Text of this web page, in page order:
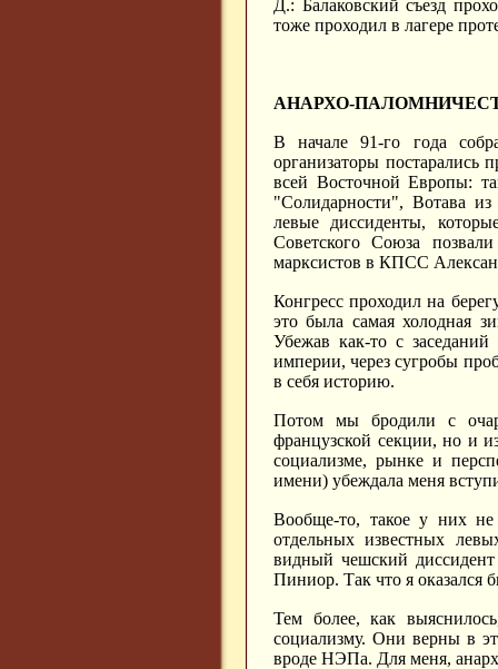
Д.: Балаковский съезд
тоже проходил в лагере
АНАРХО-
В начале 91-го года
организаторы постарались
всей Восточной Европы:
"Солидарности", Вотава
левые диссиденты,
Советского Союза
марксистов в КПСС
Конгресс проходил на
это была самая холодная
Убежав как-то с
империи, через сугробы
в себя историю.
Потом мы бродили с
французской секции, но и
социализме, рынке и
имени) убеждала меня
Вообще-то, такое у них не
отдельных известных
видный чешский
Пиниор. Так что я оказался
Тем более, как
социализму. Они верны в
вроде НЭПа. Для меня,